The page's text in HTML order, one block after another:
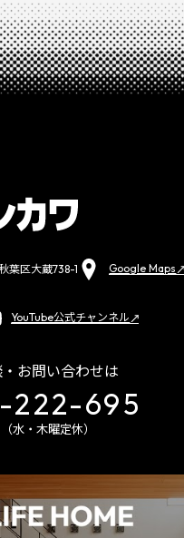
葉区大蔵738-1 Google Maps
YouTube公式チャンネル
お問い合わせは
222-695
水・木曜定休）